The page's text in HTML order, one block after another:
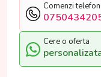
Comenzi
Cere o oferta